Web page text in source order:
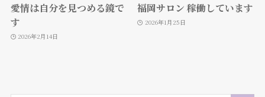
愛情は自分を見つめる鏡で
す
2026年2月14日
福岡サロン 稼働しています
2026年1月25日